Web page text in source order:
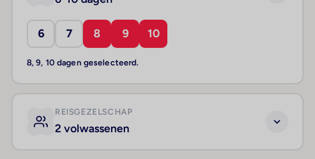
6 7 8 9 10
8, 9, 10 dagen geselecteerd.
REISGEZELSCHAP
2 volwassenen